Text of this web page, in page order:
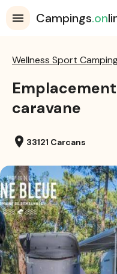
Campings.on
Wellness Sport
caravane
location_on 33121 Carcans